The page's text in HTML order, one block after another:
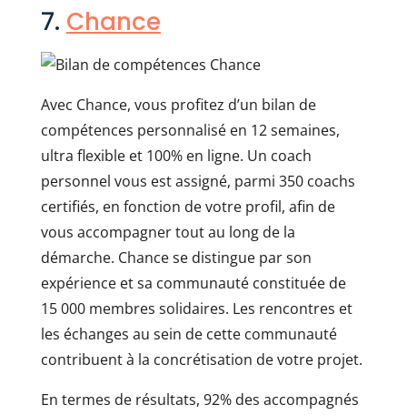
7. Chance
Avec Chance, vous profitez d’un bilan de
compétences personnalisé en 12 semaines,
ultra flexible et 100% en ligne. Un coach
personnel vous est assigné, parmi 350 coachs
certifiés, en fonction de votre profil, afin de
vous accompagner tout au long de la
démarche. Chance se distingue par son
expérience et sa communauté constituée de
15 000 membres solidaires. Les rencontres et
les échanges au sein de cette communauté
contribuent à la concrétisation de votre projet.
En termes de résultats, 92% des accompagnés